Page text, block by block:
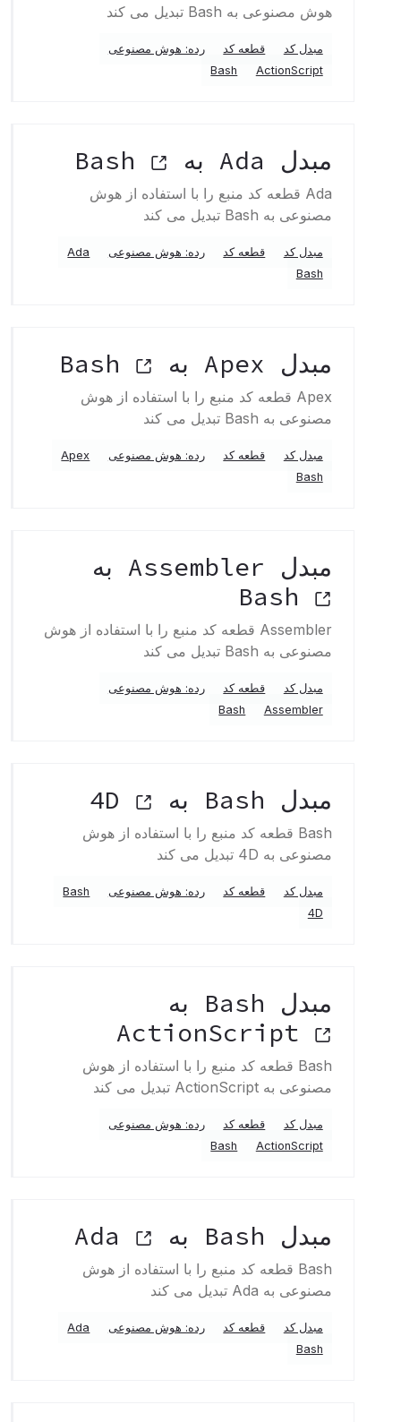
هوش مصنوعی به Bash تبدیل می کند
مبدل کد قطعه کد
رده: هوش مصنوعی
ActionScript
Bash
مبدل Ada به Bash
Ada قطعه کد منبع را با استفاده از هوش
مصنوعی به Bash تبدیل می کند
مبدل کد قطعه کد رده: هوش مصنوعی
Ada
Bash
مبدل Apex به Bash
Apex قطعه کد منبع را با استفاده از هوش
مصنوعی به Bash تبدیل می کند
مبدل کد قطعه کد رده: هوش مصنوعی
Apex
Bash
مبدل Assembler به
Bash
Assembler قطعه کد منبع را با استفاده از هوش
مصنوعی به Bash تبدیل می کند
مبدل کد قطعه کد
رده: هوش مصنوعی
Assembler
Bash
مبدل Bash به 4D
Bash قطعه کد منبع را با استفاده از هوش
مصنوعی به 4D تبدیل می کند
مبدل کد قطعه کد رده: هوش مصنوعی
Bash
4D
مبدل Bash به
ActionScript
Bash قطعه کد منبع را با استفاده از هوش
مصنوعی به ActionScript تبدیل می کند
مبدل کد قطعه کد
رده: هوش مصنوعی
ActionScript
Bash
مبدل Bash به Ada
Bash قطعه کد منبع را با استفاده از هوش
مصنوعی به Ada تبدیل می کند
مبدل کد قطعه کد رده: هوش مصنوعی
Ada
Bash